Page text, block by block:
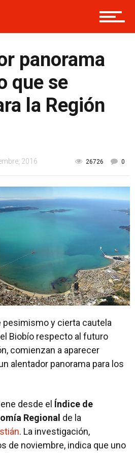
panorama
que se
la Región
2016 26726 0
pesimismo y cierta cautela
Biobío respecto al futuro
comienzan a aparecer
alentador panorama para los
desde el Índice de
Regional de la
. La investigación,
de noviembre, indica que uno